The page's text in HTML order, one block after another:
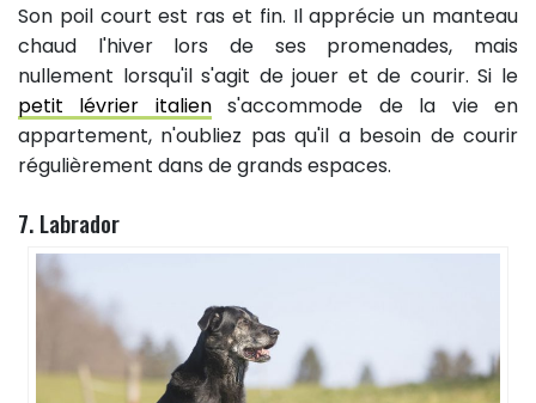
Son poil court est ras et fin. Il apprécie un manteau
chaud l'hiver lors de ses promenades, mais
nullement lorsqu'il s'agit de jouer et de courir. Si le
petit lévrier italiens'accommode de la vie en
appartement, n'oubliez pas qu'il a besoin de courir
régulièrement dans de grands espaces.
7. Labrador